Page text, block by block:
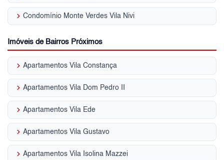
keyboard_arrow_right Condomínio Monte Verdes Vila Nivi
Imóveis de Bairros Próximos
keyboard_arrow_right Apartamentos Vila Constança
keyboard_arrow_right Apartamentos Vila Dom Pedro II
keyboard_arrow_right Apartamentos Vila Ede
keyboard_arrow_right Apartamentos Vila Gustavo
keyboard_arrow_right Apartamentos Vila Isolina Mazzei